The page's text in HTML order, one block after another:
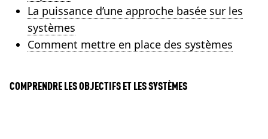
La puissance d’une approche basée sur les
systèmes
Comment mettre en place des systèmes
COMPRENDRE LES OBJECTIFS ET LES SYSTÈMES